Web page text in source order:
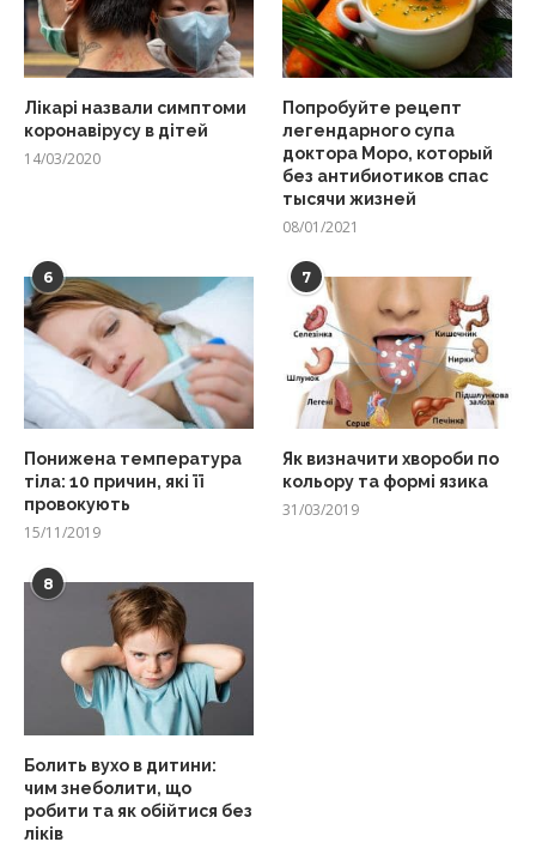
Лікарі назвали симптоми
коронавірусу в дітей
14/03/2020
Попробуйте рецепт
легендарного супа
доктора Моро, который
без антибиотиков спас
тысячи жизней
08/01/2021
6
Понижена температура
тіла: 10 причин, які її
провокують
15/11/2019
7
Як визначити хвороби по
кольору та формі язика
31/03/2019
8
Болить вухо в дитини:
чим знеболити, що
робити та як обійтися без
ліків